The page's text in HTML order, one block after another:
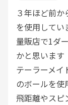
３年ほど前か
を使用してい
量販店で1ダ
かと思います
テーラーメイ
のボールを
飛距離やスピ